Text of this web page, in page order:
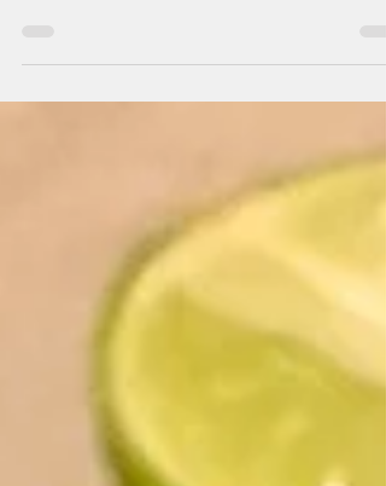
skalldyrtallerken